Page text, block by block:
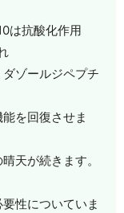
は抗酸化作用
ゾールジペプチ
を回復させま
天が続きます。
性についていま